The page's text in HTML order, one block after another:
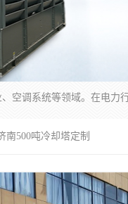
南500吨冷却塔定制